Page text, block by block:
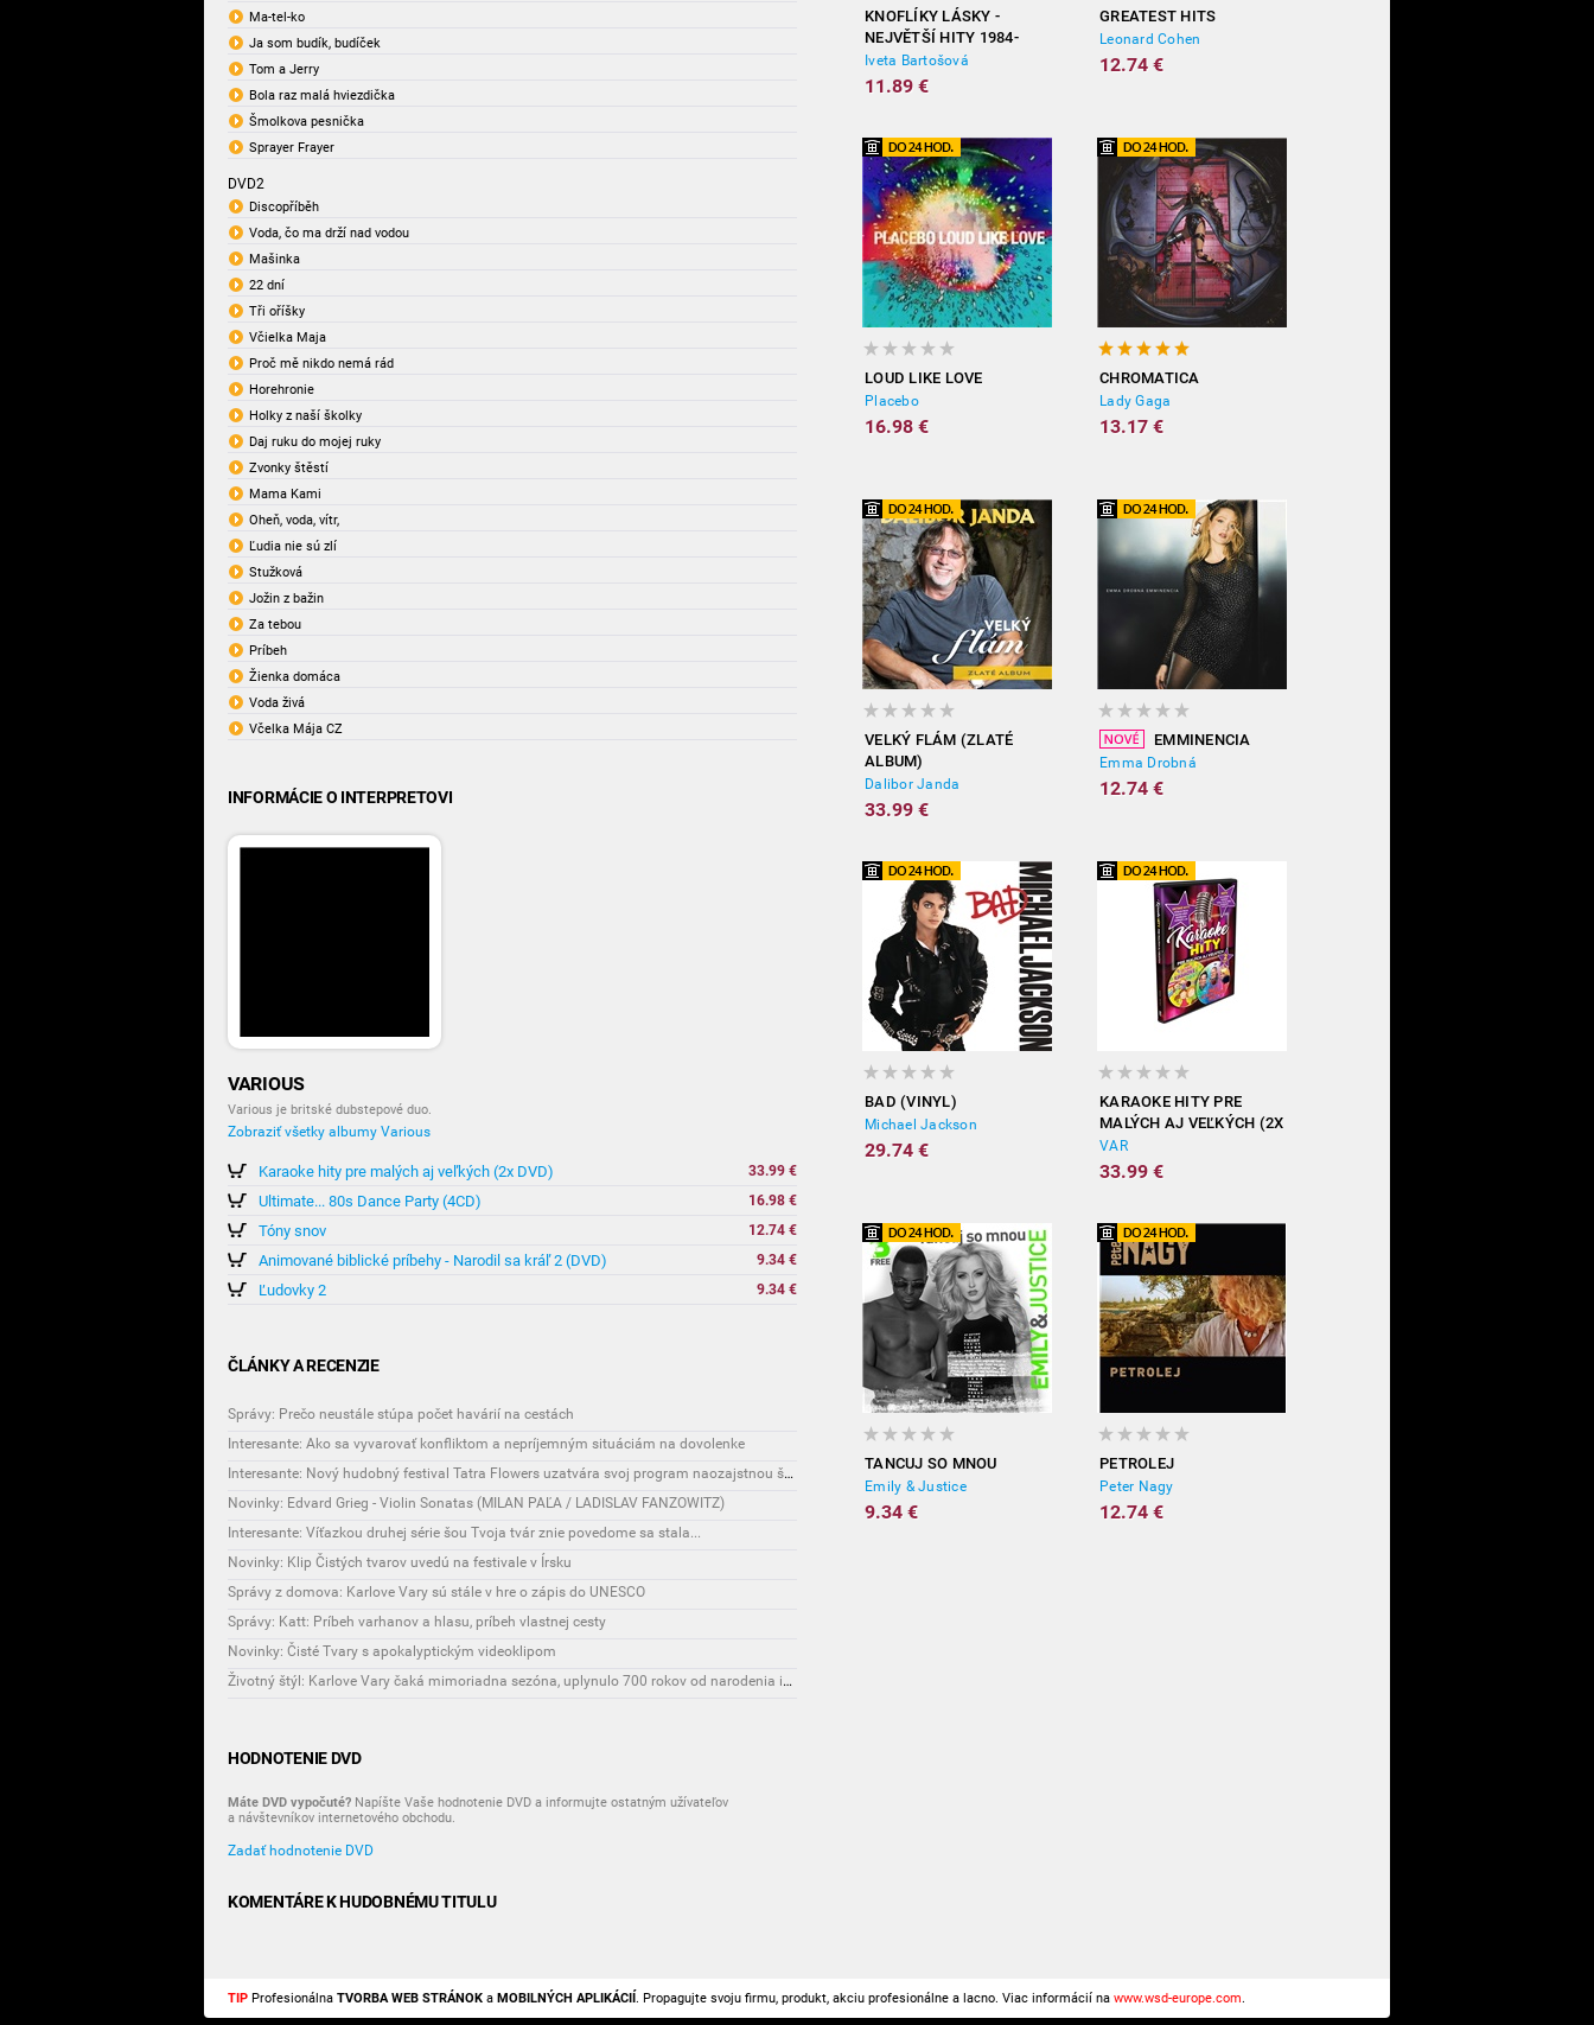
Ma-tel-ko
Ja som budík, budíček
Tom a Jerry
Bola raz malá hviezdička
Šmolkova pesnička
Sprayer Frayer
DVD2
Discopříběh
Voda, čo ma drží nad vodou
Mašinka
22 dní
Tři oříšky
Včielka Maja
Proč mě nikdo nemá rád
Horehronie
Holky z naší školky
Daj ruku do mojej ruky
Zvonky štěstí
Mama Kami
Oheň, voda, vítr,
Ľudia nie sú zlí
Stužková
Jožin z bažin
Za tebou
Príbeh
Žienka domáca
Voda živá
Včelka Mája CZ
INFORMÁCIE O INTERPRETOVI
VARIOUS
Various je britské dubstepové duo.
Zobraziť všetky albumy Various
Karaoke hity pre malých aj veľkých (2x DVD) 33.99 €
Ultimate... 80s Dance Party (4CD) 16.98 €
Tóny snov 12.74 €
Animované biblické príbehy - Narodil sa kráľ 2 (DVD) 9.34 €
Ľudovky 2 9.34 €
ČLÁNKY A RECENZIE
Správy: Prečo neustále stúpa počet havárií na cestách
Interesante: Ako sa vyvarovať konfliktom a nepríjemným situáciám na dovolenke
Interesante: Nový hudobný festival Tatra Flowers uzatvára svoj program naozajstnou špecialitou:
Novinky: Edvard Grieg - Violin Sonatas (MILAN PAĽA / LADISLAV FANZOWITZ)
Interesante: Víťazkou druhej série šou Tvoja tvár znie povedome sa stala...
Novinky: Klip Čistých tvarov uvedú na festivale v Írsku
Správy z domova: Karlove Vary sú stále v hre o zápis do UNESCO
Správy: Katt: Príbeh varhanov a hlasu, príbeh vlastnej cesty
Novinky: Čisté Tvary s apokalyptickým videoklipom
Životný štýl: Karlove Vary čaká mimoriadna sezóna, uplynulo 700 rokov od narodenia ich zakladateľa
HODNOTENIE DVD
Máte DVD vypočuté? Napíšte Vaše hodnotenie DVD a informujte ostatným užívateľov
a návštevníkov internetového obchodu.
Zadať hodnotenie DVD
KOMENTÁRE K HUDOBNÉMU TITULU
KNOFLÍKY LÁSKY -
NEJVĚTŠÍ HITY 1984-
2012
Iveta Bartošová
11.89 €
GREATEST HITS
Leonard Cohen
12.74 €
LOUD LIKE LOVE
Placebo
16.98 €
CHROMATICA
Lady Gaga
13.17 €
VELKÝ FLÁM (ZLATÉ
ALBUM)
Dalibor Janda
33.99 €
EMMINENCIA
Emma Drobná
12.74 €
BAD (VINYL)
Michael Jackson
29.74 €
KARAOKE HITY PRE
MALÝCH AJ VEĽKÝCH (2X
DVD)
VAR
33.99 €
TANCUJ SO MNOU
Emily & Justice
9.34 €
PETROLEJ
Peter Nagy
12.74 €
TIP Profesionálna TVORBA WEB STRÁNOK a MOBILNÝCH APLIKÁCIÍ. Propagujte svoju firmu, produkt, akciu profesionálne a lacno. Viac informácií na www.wsd-europe.com.